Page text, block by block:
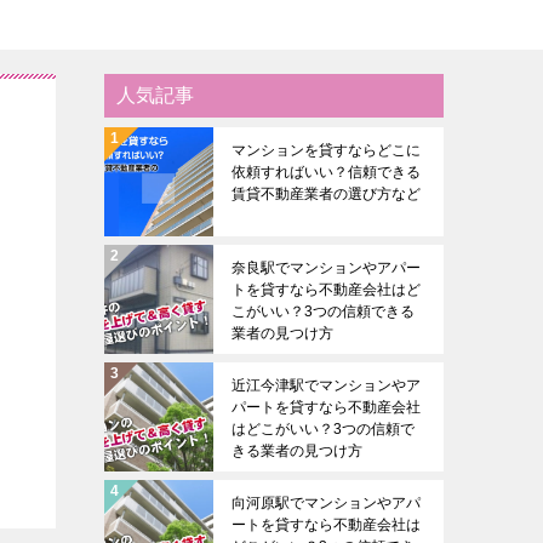
人気記事
マンションを貸すならどこに
依頼すればいい？信頼できる
賃貸不動産業者の選び方など
奈良駅でマンションやアパー
トを貸すなら不動産会社はど
こがいい？3つの信頼できる
業者の見つけ方
近江今津駅でマンションやア
パートを貸すなら不動産会社
はどこがいい？3つの信頼で
きる業者の見つけ方
向河原駅でマンションやアパ
ートを貸すなら不動産会社は